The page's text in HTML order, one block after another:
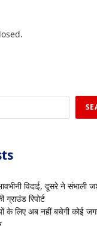
विदाई, दूसरे ने
रिपोर्ट
के लिए अब नहीं बचेगी कोई